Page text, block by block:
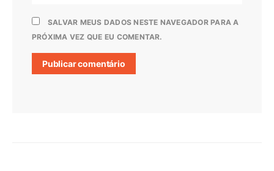
SALVAR MEUS DADOS NESTE NAVEGADOR PARA A
PRÓXIMA VEZ QUE EU COMENTAR.